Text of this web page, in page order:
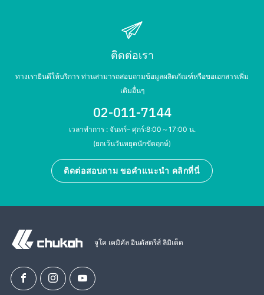
ติดต่อเรา
ทางเรายินดีให้บริการ ท่านสามารถสอบถามข้อมูลผลิตภัณฑ์หรือขอเอกสารเพิ่ม
เติมอื่นๆ
02-011-7144
เวลาทำการ : จันทร์– ศุกร์:8:00～17:00 น.
(ยกเว้นวันหยุดนักขัตฤกษ์)
ติดต่อสอบถาม ขอคำแนะนำ คลิกที่นี่
จูโค เคมิคัล อินดัสตรีส์ ลิมิเต็ด